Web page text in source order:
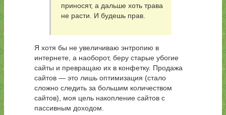
приносят, а дальше хоть трава
не расти. И будешь прав.
Я хотя бы не увеличиваю энтропию в
интернете, а наоборот, беру старые убогие
сайты и превращаю их в конфетку. Продажа
сайтов — это лишь оптимизация (стало
сложно следить за большим количеством
сайтов), моя цель накопление сайтов с
пассивным доходом.